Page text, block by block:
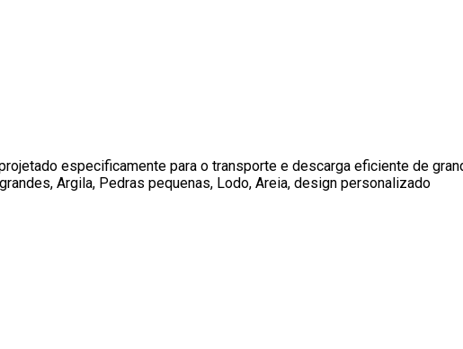
especificamente para o transporte e descarga eficiente de
Argila, Pedras pequenas, Lodo, ​​Areia, design personalizado